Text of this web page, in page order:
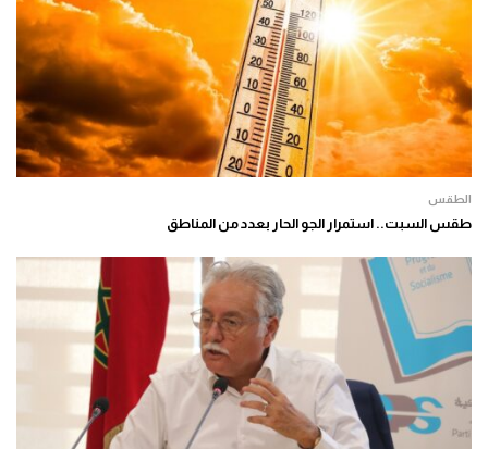
الطقس
طقس السبت.. استمرار الجو الحار بعدد من المناطق